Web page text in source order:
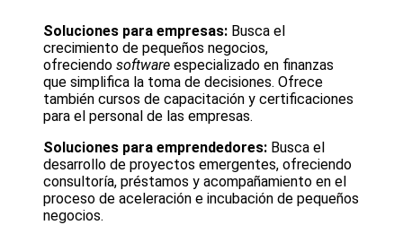
Soluciones para empresas: Busca el
crecimiento de pequeños negocios,
ofreciendo software especializado en finanzas
que simplifica la toma de decisiones. Ofrece
también cursos de capacitación y certificaciones
para el personal de las empresas.
Soluciones para emprendedores: Busca el
desarrollo de proyectos emergentes, ofreciendo
consultoría, préstamos y acompañamiento en el
proceso de aceleración e incubación de pequeños
negocios.